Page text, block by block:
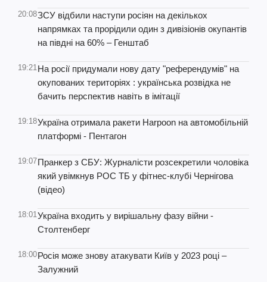
20:08ЗСУ відбили наступи росіян на декількох
напрямках та прорідили один з дивізіонів окупантів
на півдні на 60% – Генштаб
19:21На росії придумали нову дату "референдумів" на
окупованих територіях : українська розвідка не
бачить перспектив навіть в імітації
19:18Україна отримала ракети Harpoon на автомобільній
платформі - Пентагон
19:07Пранкер з СБУ: Журналісти розсекретили чоловіка
який увімкнув РОС ТБ у фітнес-клубі Чернігова
(відео)
18:01Україна входить у вирішальну фазу війни -
Столтенберг
18:00Росія може знову атакувати Київ у 2023 році –
Залужний